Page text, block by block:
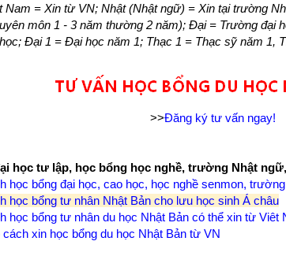
Nam = Xin từ VN; Nhật (Nhật ngữ) = Xin tại trường
môn 1 - 3 năm thường 2 năm); Đại = Trường đại
Đại 1 = Đại học năm 1; Thạc 1 = Thạc sỹ năm 1,
>>Đăng ký tư vấn ngay!
học tư lập, học bổng học nghề, trường Nhật
học bổng đại học, cao học, học nghề senmon,
học bổng tư nhân Nhật Bản cho lưu học sinh Á châu
học bổng tư nhân du học Nhật Bản có thể xin từ Viêt
xin học bổng du học Nhật Bản từ VN